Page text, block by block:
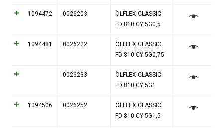
1094472 0026203
ÖLFLEX CLASSIC
FD 810 CY 5G0,5
1094481 0026222
ÖLFLEX CLASSIC
FD 810 CY 5G0,75
0026233
ÖLFLEX CLASSIC
FD 810 CY 5G1
1094506 0026252
ÖLFLEX CLASSIC
FD 810 CY 5G1,5